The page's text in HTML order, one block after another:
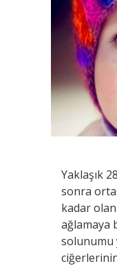
Yaklaşık
sonra
kadar
ağlamaya
solunumu